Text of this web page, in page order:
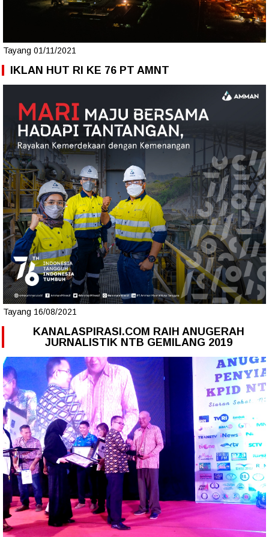
Tayang 01/11/2021
IKLAN HUT RI KE 76 PT AMNT
Tayang 16/08/2021
KANALASPIRASI.COM RAIH ANUGERAH
JURNALISTIK NTB GEMILANG 2019